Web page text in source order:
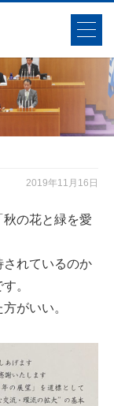
2019年11月16日
の花と緑を愛
れているのか
。
がいい。